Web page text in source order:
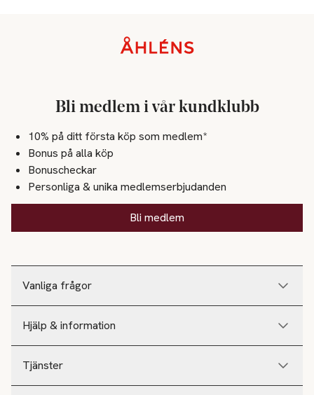
Vanliga frågor
Hjälp & information
Tjänster
Bli medlem i vår kundklubb
10% på ditt första köp som medlem*
Bonus på alla köp
Bonuscheckar
Personliga & unika medlemserbjudanden
Bli medlem